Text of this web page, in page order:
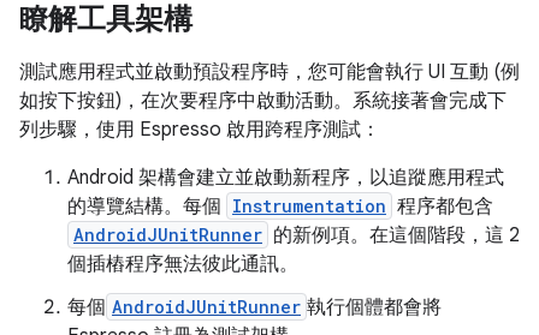
瞭解工具架構
測試應用程式並啟動預設程序時，您可能會執行 UI 互動 (例
如按下按鈕)，在次要程序中啟動活動。系統接著會完成下
列步驟，使用 Espresso 啟用跨程序測試：
Android 架構會建立並啟動新程序，以追蹤應用程式
的導覽結構。每個 Instrumentation 程序都包含
AndroidJUnitRunner 的新例項。在這個階段，這 2
個插樁程序無法彼此通訊。
每個 AndroidJUnitRunner 執行個體都會將